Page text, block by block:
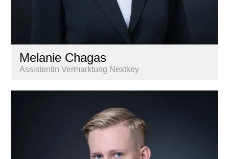
Melanie Chagas
Assistentin Vermarktung Nextkey